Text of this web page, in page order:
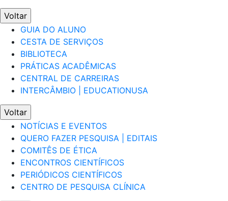
Voltar
GUIA DO ALUNO
CESTA DE SERVIÇOS
BIBLIOTECA
PRÁTICAS ACADÊMICAS
CENTRAL DE CARREIRAS
INTERCÂMBIO | EDUCATIONUSA
Voltar
NOTÍCIAS E EVENTOS
QUERO FAZER PESQUISA | EDITAIS
COMITÊS DE ÉTICA
ENCONTROS CIENTÍFICOS
PERIÓDICOS CIENTÍFICOS
CENTRO DE PESQUISA CLÍNICA